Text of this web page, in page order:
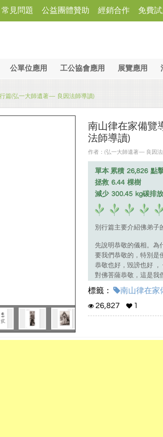
常見問題 公益團體贊助 經銷合作 免費試
公單位應用 工公協會應用 展覽應用
篇(弘一大師遺著— 良因法師導讀)
南山律在家備覽
法師導讀)
作者：(弘一大師遺著— 良因
單本 累積 26,826 點
拯救 6.44 棵樹
減少 300.45 kg碳排放
別行篇主要介紹佛弟子
先說明恭敬的儀相。為
要我們恭敬的，特別是
恭敬也好，毀謗也好
對佛菩薩恭敬，這是我
福。就像道宣律祖說的
意思是說，如果我們能
大的福報，因為三寶是
境界時不如法的話，就
標籤：
南山律在家
26,827
1